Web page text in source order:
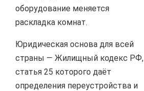
оборудование меняется
раскладка комнат.
Юридическая основа для всей
страны — Жилищный кодекс РФ,
статья 25 которого даёт
определения переустройства и